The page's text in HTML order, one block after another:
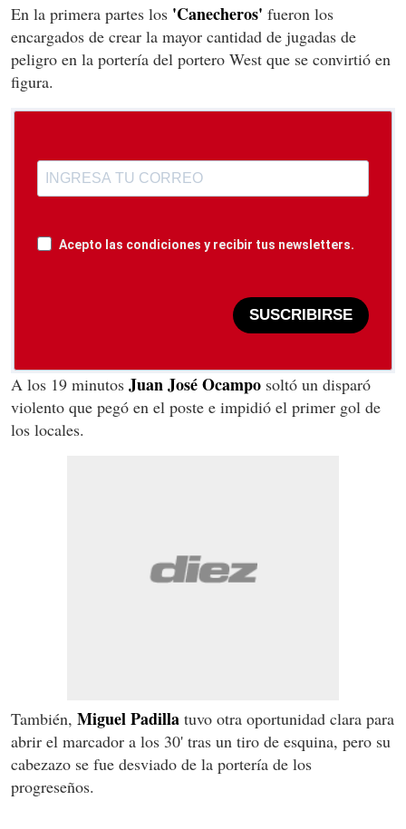
En la primera partes los 'Canecheros' fueron los
encargados de crear la mayor cantidad de jugadas de
peligro en la portería del portero West que se convirtió en
figura.
Acepto las condiciones y recibir tus newsletters.
SUSCRIBIRSE
A los 19 minutos Juan José Ocampo soltó un disparó
violento que pegó en el poste e impidió el primer gol de
los locales.
También, Miguel Padilla tuvo otra oportunidad clara para
abrir el marcador a los 30' tras un tiro de esquina, pero su
cabezazo se fue desviado de la portería de los
progreseños.